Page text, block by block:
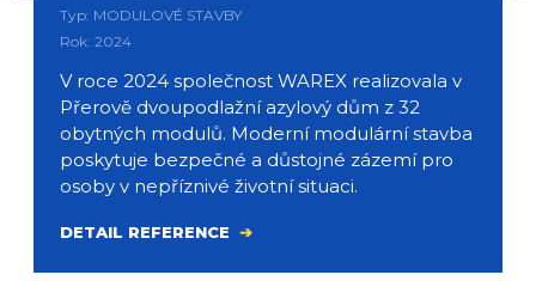
Typ: MODULOVÉ STAVBY
Rok: 2024
V roce 2024 společnost WAREX realizovala v
Přerově dvoupodlažní azylový dům z 32
obytných modulů. Moderní modulární stavba
poskytuje bezpečné a důstojné zázemí pro
osoby v nepříznivé životní situaci.
DETAIL REFERENCE